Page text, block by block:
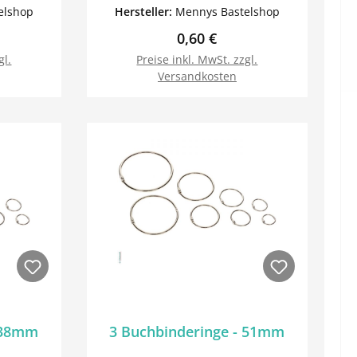
nicht zum Lieferumfang.
Hersteller: Mennys Bastelshop
Regulärer Preis:
0,60 €
Preise inkl. MwSt. zzgl.
Versandkosten
3 Buchbinderinge - 51mm